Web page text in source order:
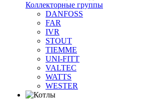
Коллекторные группы
DANFOSS
FAR
IVR
STOUT
TIEMME
UNI-FITT
VALTEC
WATTS
WESTER